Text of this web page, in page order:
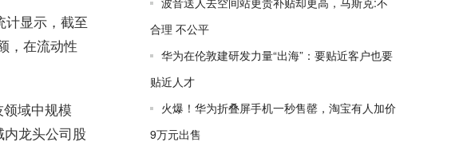
计显示，截至
，在流动性
域中规模
龙头公司股
合理 不公平
华为在伦敦建研发力量“出海”：要贴近客户也要
贴近人才
火爆！华为折叠屏手机一秒售罄，淘宝有人加价
9万元出售